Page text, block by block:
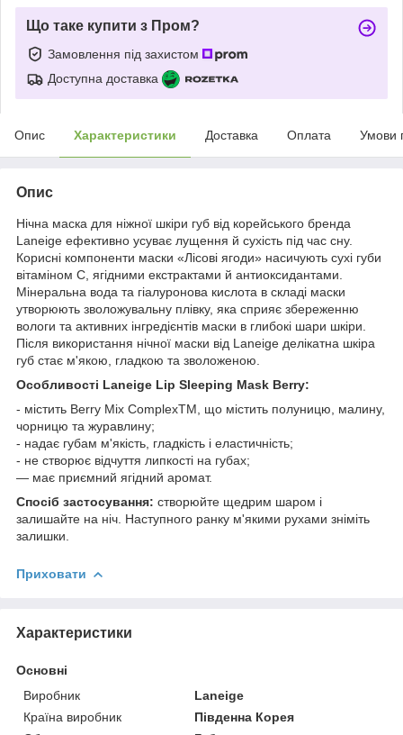
Що таке купити з Пром?
Замовлення під захистом
Доступна доставка
Опис Характеристики Доставка Оплата Умови
Опис
Нічна маска для ніжної шкіри губ від корейського бренда
Laneige ефективно усуває лущення й сухість під час сну.
Корисні компоненти маски «Лісові ягоди» насичують сухі губи
вітаміном С, ягідними екстрактами й антиоксидантами.
Мінеральна вода та гіалуронова кислота в складі маски
утворюють зволожувальну плівку, яка сприяє збереженню
вологи та активних інгредієнтів маски в глибокі шари шкіри.
Після використання нічної маски від Laneige делікатна шкіра
губ стає м'якою, гладкою та зволоженою.
Особливості Laneige Lip Sleeping Mask Berry:
- містить Berry Mix ComplexTM, що містить полуницю, малину,
чорницю та журавлину;
- надає губам м'якість, гладкість і еластичність;
- не створює відчуття липкості на губах;
— має приємний ягідний аромат.
Спосіб застосування: створюйте щедрим шаром і
залишайте на ніч. Наступного ранку м'якими рухами зніміть
залишки.
Приховати
Характеристики
Основні
Виробник
Laneige
Країна виробник
Південна Корея